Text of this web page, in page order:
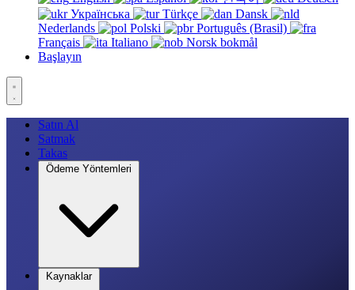
Українська
Türkçe
Dansk
Nederlands
Polski
Português (Brasil)
Français
Italiano
Norsk bokmål
Başlayın
Satın Al
Satmak
Takas
Ödeme Yöntemleri
Kaynaklar